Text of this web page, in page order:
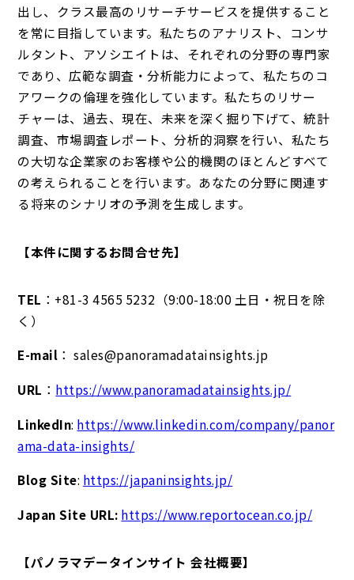
出し、クラス最高のリサーチサービスを提供すること
を常に目指しています。私たちのアナリスト、コンサ
ルタント、アソシエイトは、それぞれの分野の専門家
であり、広範な調査・分析能力によって、私たちのコ
アワークの倫理を強化しています。私たちのリサー
チャーは、過去、現在、未来を深く掘り下げて、統計
調査、市場調査レポート、分析的洞察を行い、私たち
の大切な企業家のお客様や公的機関のほとんどすべて
の考えられることを行います。あなたの分野に関連す
る将来のシナリオの予測を生成します。
【本件に関するお問合せ先】
TEL ：+81-3 4565 5232（9:00-18:00 土日・祝日を除
く）
E-mail ： sales@panoramadatainsights.jp
URL ： https://www.panoramadatainsights.jp/
LinkedIn: https://www.linkedin.com/company/panor
ama-data-insights/
Blog Site: https://japaninsights.jp/
Japan Site URL: https://www.reportocean.co.jp/
【パノラマデータインサイト 会社概要】